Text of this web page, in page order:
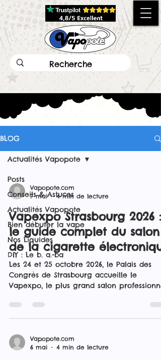
BLOG
Posts
Conseils & Astuces
Actualités Vapopote
Bien débuter la vape
Nos Liquides
DIY : Le b. a.-ba
Actualités Vapopote
Vapopote.com
7 mai
4 min de lecture
Vapexpo Strasbourg 2026 :
le guide complet du salon
de la cigarette
Les 24 et 25 octobre 2026, le Palais des
Congrès de Strasbourg accueille le
Vapexpo, le plus grand salon
électronique en France. Nouveautés
produits, ateliers DIY, rencontres avec les
avant d'y aller.
Vapopote.com
6 mai
4 min de lecture